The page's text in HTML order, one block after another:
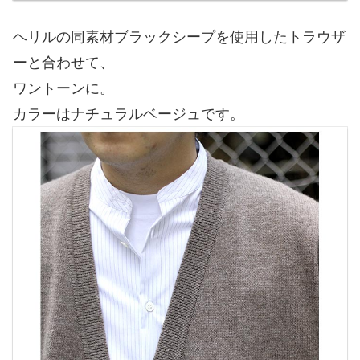
ヘリルの同素材ブラックシープを使用したトラウザ
ーと合わせて、
ワントーンに。
カラーはナチュラルベージュです。